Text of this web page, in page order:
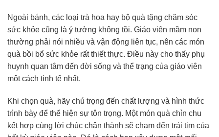
Ngoài bánh, các loại trà hoa hay bộ quà tặng chăm sóc
sức khỏe cũng là ý tưởng không tồi. Giáo viên mầm non
thường phải nói nhiều và vận động liên tục, nên các món
quà bồi bổ sức khỏe rất thiết thực. Điều này cho thấy phụ
huynh quan tâm đến đời sống và thể trạng của giáo viên
một cách tinh tế nhất.
Khi chọn quà, hãy chú trọng đến chất lượng và hình thức
trình bày để thể hiện sự tôn trọng. Một món quà chỉn chu
kết hợp cùng lời chúc chân thành sẽ chạm đến trái tim của